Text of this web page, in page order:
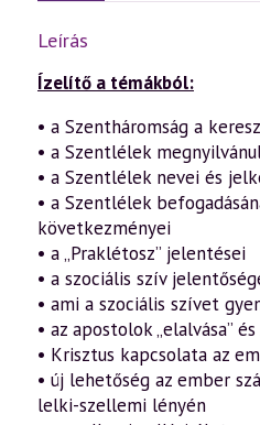
Leírás
Ízelítő a témákból:
• a Szentháromság a
• a Szentlélek
• a Szentlélek nevei és
• a Szentlélek
következményei
• a „Praklétosz” jelentései
• a szociális szív
• ami a szociális szívet
• az apostolok „elalvása”
• Krisztus kapcsolata az
• új lehetőség az ember
lelki-szellemi lényén